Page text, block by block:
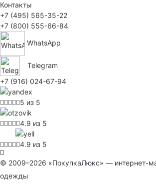
Контакты
+7 (495) 565-35-22
+7 (800) 555-66-84
WhatsApp
Telegram
+7 (916) 024-67-94
5 из 5
4.9 из 5
4.9 из 5
© 2009–2026 «ПокупкаЛюкс» — интернет-
одежды